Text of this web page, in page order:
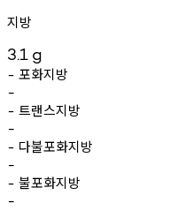
지방
3.1 g
- 포화지방
-
- 트랜스지방
-
- 다불포화지방
-
- 불포화지방
-